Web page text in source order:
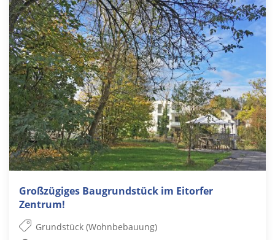
Großzügiges Baugrundstück im Eitorfer
Zentrum!
Grundstück (Wohnbebauung)